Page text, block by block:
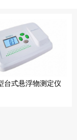
台式悬浮物测定仪